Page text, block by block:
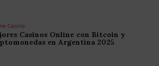
Casino
Casinos Online con Bitcoin y
en Argentina 2025